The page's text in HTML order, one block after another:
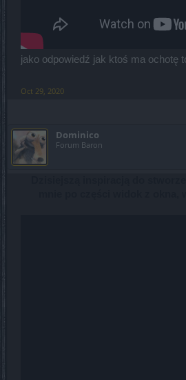
jako odpowiedź jak ktoś ma ochotę
Oct 29, 2020
Dominico
Forum Baron